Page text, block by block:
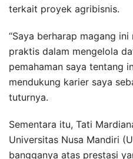
terkait proyek agribisnis.
“Saya berharap magang
praktis dalam mengelola
pemahaman saya tentang
mendukung karier saya
tuturnya.
Sementara itu, Tati
Universitas Nusa Mandiri
bangganya atas prestasi